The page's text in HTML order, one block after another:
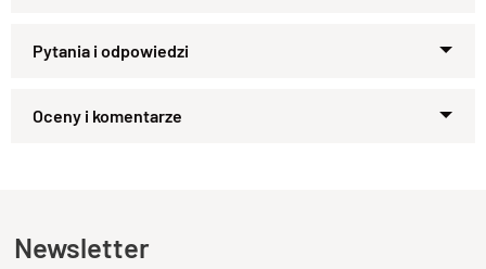
dawnego krzesła kurulnego
doinsygniów władzy. Choć dziś pełni zupełnie inną rolę,
doeleganckiego holu
Zapytaj o produkt
Newsletter